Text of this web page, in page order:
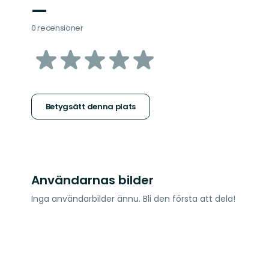
—
0 recensioner
av
stjärnor
Betygsätt denna plats
Användarnas bilder
Inga användarbilder ännu. Bli den första att dela!